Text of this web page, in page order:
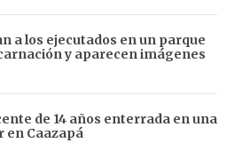
a los ejecutados en un parque
y aparecen imágenes
de 14 años enterrada en una
en Caazapá